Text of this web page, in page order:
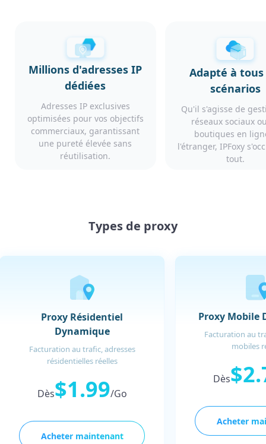
Millions d'adresses IP
dédiées
Adresses IP exclusives
optimisées pour vos objectifs
commerciaux, garantissant
une pureté élevée sans
réutilisation.
Adapté à tous
scénarios
Qu'il s'agisse de
réseaux sociaux
boutiques en
l'étranger, IPFoxy
tout.
Types de proxy
Proxy Résidentiel
Dynamique
Facturation au trafic, adresses
résidentielles réelles
Dès$1.99/Go
Acheter maintenant
Proxy Mobile
Facturation au
mobiles
Dès
Acheter